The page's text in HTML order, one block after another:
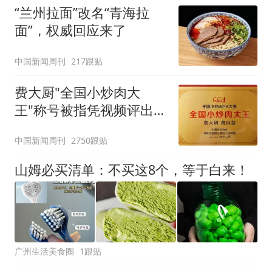
“兰州拉面”改名“青海拉
面”，权威回应来了
中国新闻周刊 217跟贴
费大厨"全国小炒肉大
王"称号被指凭视频评出
中国新闻周刊 2750跟贴
山姆必买清单：不买这8个，等于白来！
广州生活美食圈 1跟贴